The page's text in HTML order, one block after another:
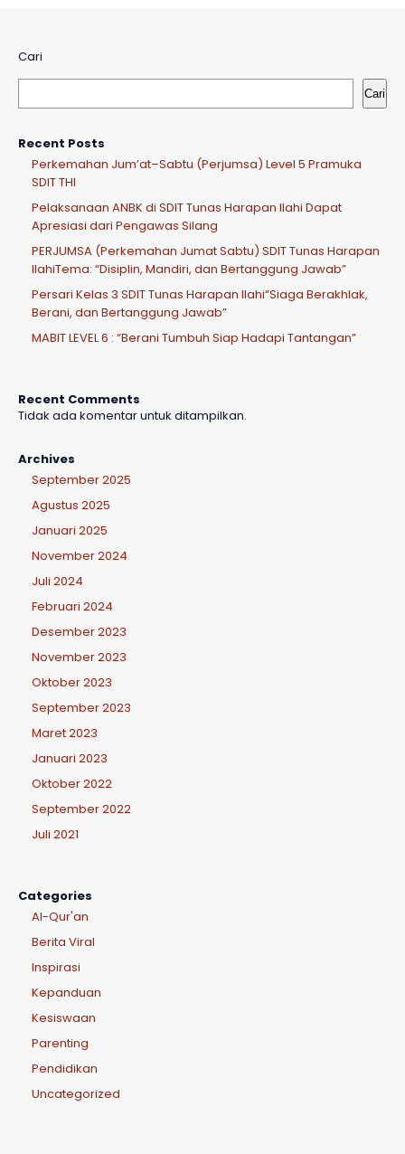
Cari
Cari
Recent Posts
Perkemahan Jum’at–Sabtu (Perjumsa) Level 5 Pramuka
SDIT THI
Pelaksanaan ANBK di SDIT Tunas Harapan Ilahi Dapat
Apresiasi dari Pengawas Silang
PERJUMSA (Perkemahan Jumat Sabtu) SDIT Tunas Harapan
IlahiTema: “Disiplin, Mandiri, dan Bertanggung Jawab”
Persari Kelas 3 SDIT Tunas Harapan Ilahi“Siaga Berakhlak,
Berani, dan Bertanggung Jawab”
MABIT LEVEL 6 : “Berani Tumbuh Siap Hadapi Tantangan”
Recent Comments
Tidak ada komentar untuk ditampilkan.
Archives
September 2025
Agustus 2025
Januari 2025
November 2024
Juli 2024
Februari 2024
Desember 2023
November 2023
Oktober 2023
September 2023
Maret 2023
Januari 2023
Oktober 2022
September 2022
Juli 2021
Categories
Al-Qur'an
Berita Viral
Inspirasi
Kepanduan
Kesiswaan
Parenting
Pendidikan
Uncategorized